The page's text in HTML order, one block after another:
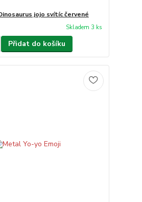
jojo svítíc červené
Skladem 3 ks
Přidat do košíku